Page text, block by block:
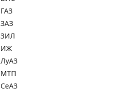
ГАЗ
ЗАЗ
ЗИЛ
ИЖ
ЛуАЗ
МТП
СеАЗ